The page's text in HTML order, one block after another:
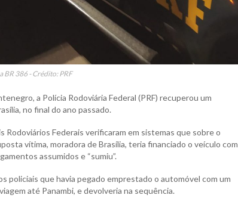
BR 386 - Crédito: PRF
a Polícia Rodoviária Federal (PRF) recuperou um
no final do ano passado.
Rodoviários Federais verificaram em sistemas que sobre o
vítima, moradora de Brasília, teria financiado o veículo com
assumidos e “sumiu”.
policiais que havia pegado emprestado o automóvel com um
até Panambi, e devolveria na sequência.